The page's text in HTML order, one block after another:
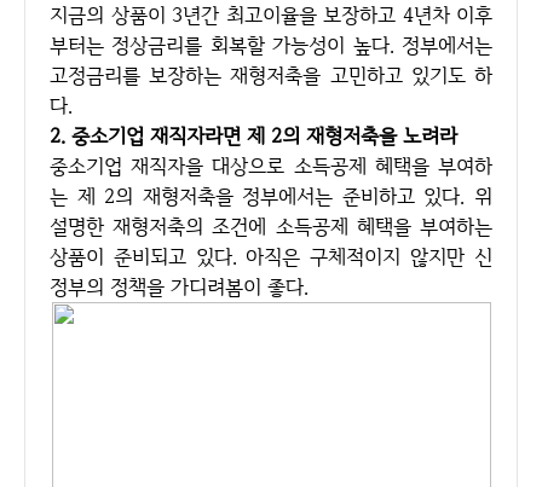
지금의 상품이 3년간 최고이율을 보장하고 4년차 이후
부터는 정상금리를 회복할 가능성이 높다. 정부에서는
고정금리를 보장하는 재형저축을 고민하고 있기도 하
다.
2. 중소기업 재직자라면 제 2의 재형저축을 노려라
중소기업 재직자을 대상으로 소득공제 혜택을 부여하
는 제 2의 재형저축을 정부에서는 준비하고 있다. 위
설명한 재형저축의 조건에 소득공제 혜택을 부여하는
상품이 준비되고 있다. 아직은 구체적이지 않지만 신
정부의 정책을 가디려봄이 좋다.